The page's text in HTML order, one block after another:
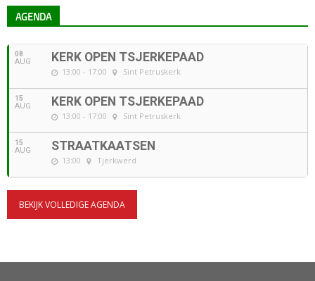
AGENDA
08
AUG KERK OPEN TSJERKEPAAD
13:00 - 17:00 Sint Petruskerk
15
AUG KERK OPEN TSJERKEPAAD
13:00 - 17:00 Sint Petruskerk
15
AUG STRAATKAATSEN
13:00 Tjerkwerd
BEKIJK VOLLEDIGE AGENDA